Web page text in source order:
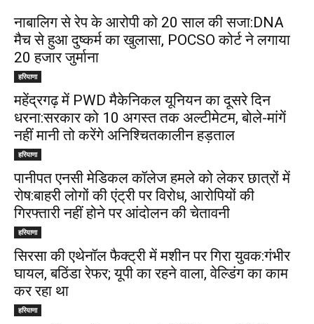
नाबालिग से रेप के आरोपी को 20 साल की सजा:DNA
मैच से हुआ दुष्कर्म का खुलासा, POCSO कोर्ट ने लगाया
20 हजार जुर्माना
हरियाणा
महेंद्रगढ़ में PWD मैकेनिकल यूनियन का दूसरे दिन
धरना:सरकार को 10 अगस्त तक अल्टीमेटम, बोले-मांगें
नहीं मानी तो करेंगे अनिश्चितकालीन हड़ताल
हरियाणा
पानीपत एनसी मेडिकल कॉलेज हमले को लेकर छात्रों में
रोष:बाहरी लोगों की एंट्री पर विरोध, आरोपियों की
गिरफ्तारी नहीं होने पर आंदोलन की चेतावनी
हरियाणा
सिरसा की एथेनॉल फैक्ट्री में मशीन पर गिरा युवक:गंभीर
घायल, बठिंडा रेफर; यूपी का रहने वाला, वेल्डिंग का काम
कर रहा था
हरियाणा